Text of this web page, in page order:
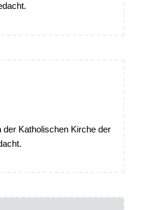
der Katholischen Kirche der